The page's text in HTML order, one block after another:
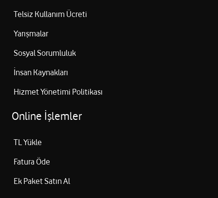
Telsiz Kullanım Ücreti
Yarışmalar
Sosyal Sorumluluk
İnsan Kaynakları
Hizmet Yönetimi Politikası
Online İşlemler
TL Yükle
Fatura Öde
Ek Paket Satın Al